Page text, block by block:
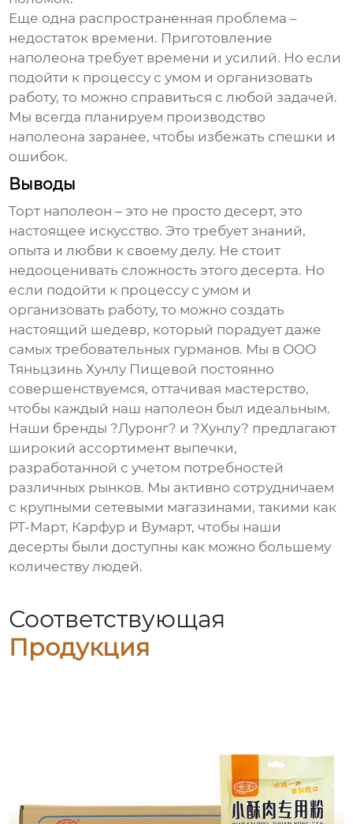
Еще одна распространенная проблема –
недостаток времени. Приготовление
наполеона требует времени и усилий. Но если
подойти к процессу с умом и организовать
работу, то можно справиться с любой задачей.
Мы всегда планируем производство
наполеона заранее, чтобы избежать спешки и
ошибок.
Выводы
Торт наполеон – это не просто десерт, это
настоящее искусство. Это требует знаний,
опыта и любви к своему делу. Не стоит
недооценивать сложность этого десерта. Но
если подойти к процессу с умом и
организовать работу, то можно создать
настоящий шедевр, который порадует даже
самых требовательных гурманов. Мы в ООО
Тяньцзинь Хунлу Пищевой постоянно
совершенствуемся, оттачивая мастерство,
чтобы каждый наш наполеон был идеальным.
Наши бренды ?Луронг? и ?Хунлу? предлагают
широкий ассортимент выпечки,
разработанной с учетом потребностей
различных рынков. Мы активно сотрудничаем
с крупными сетевыми магазинами, такими как
РТ-Март, Карфур и Вумарт, чтобы наши
десерты были доступны как можно большему
количеству людей.
Соответствующая
Продукция